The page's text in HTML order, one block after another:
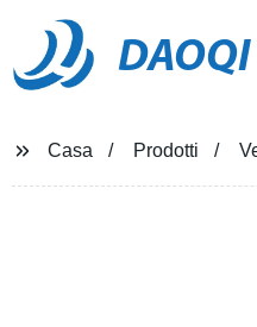
DAOQI
Casa Prodotti